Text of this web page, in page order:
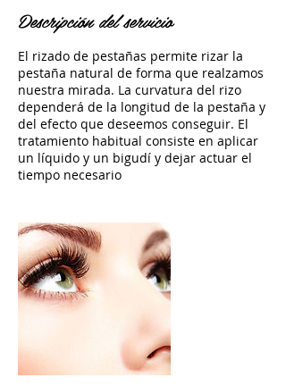
Descripción del servicio
El rizado de pestañas permite rizar la
pestaña natural de forma que realzamos
nuestra mirada. La curvatura del rizo
dependerá de la longitud de la pestaña y
del efecto que deseemos conseguir. El
tratamiento habitual consiste en aplicar
un líquido y un bigudí y dejar actuar el
tiempo necesario